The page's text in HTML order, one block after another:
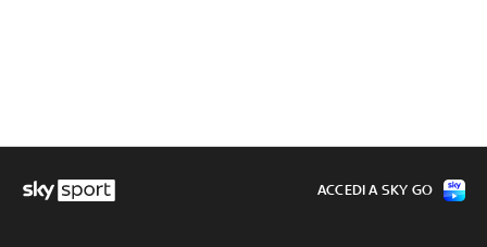
ACCEDI A SKY GO